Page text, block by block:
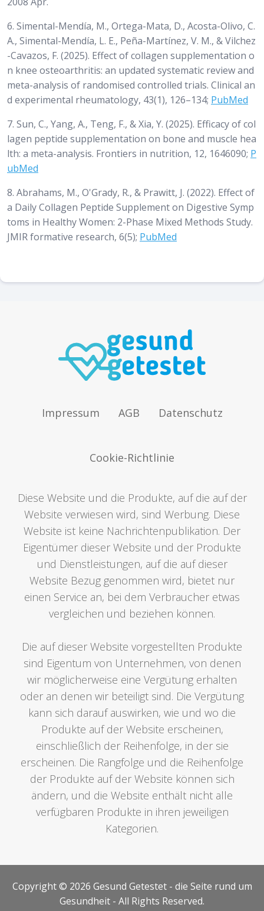
6. Simental-Mendía, M., Ortega-Mata, D., Acosta-Olivo, C.
A., Simental-Mendía, L. E., Peña-Martínez, V. M., & Vilchez
-Cavazos, F. (2025). Effect of collagen supplementation o
n knee osteoarthritis: an updated systematic review and
meta-analysis of randomised controlled trials. Clinical an
d experimental rheumatology, 43(1), 126–134; PubMed
7. Sun, C., Yang, A., Teng, F., & Xia, Y. (2025). Efficacy of col
lagen peptide supplementation on bone and muscle hea
lth: a meta-analysis. Frontiers in nutrition, 12, 1646090; P
ubMed
8. Abrahams, M., O'Grady, R., & Prawitt, J. (2022). Effect of
a Daily Collagen Peptide Supplement on Digestive Symp
toms in Healthy Women: 2-Phase Mixed Methods Study.
JMIR formative research, 6(5); PubMed
Impressum AGB Datenschutz
Cookie-Richtlinie
Diese Website und die Produkte, auf die auf der
Website verwiesen wird, sind Werbung. Diese
Website ist keine Nachrichtenpublikation. Der
Eigentümer dieser Website und der Produkte
und Dienstleistungen, auf die auf dieser
Website Bezug genommen wird, bietet nur
einen Service an, bei dem Verbraucher etwas
vergleichen und beziehen können.
Die auf dieser Website vorgestellten Produkte
sind Eigentum von Unternehmen, von denen
wir möglicherweise eine Vergütung erhalten
oder an denen wir beteiligt sind. Die Vergütung
kann sich darauf auswirken, wie und wo die
Produkte auf der Website erscheinen,
einschließlich der Reihenfolge, in der sie
erscheinen. Die Rangfolge und die Reihenfolge
der Produkte auf der Website können sich
ändern, und die Website enthält nicht alle
verfügbaren Produkte in ihren jeweiligen
Kategorien.
Copyright © 2026 Gesund Getestet - die Seite rund um
Gesundheit - All Rights Reserved.